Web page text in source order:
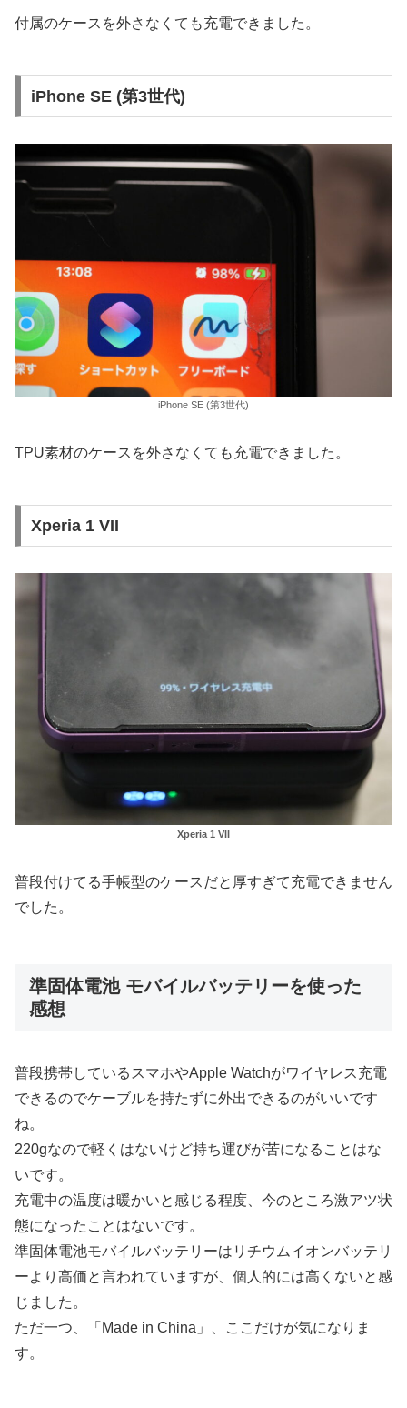
付属のケースを外さなくても充電できました。
iPhone SE (第3世代)
iPhone SE (第3世代)
TPU素材のケースを外さなくても充電できました。
Xperia 1 VII
Xperia 1 VII
普段付けてる手帳型のケースだと厚すぎて充電できません
でした。
準固体電池 モバイルバッテリーを使った
感想
普段携帯しているスマホやApple Watchがワイヤレス充電
できるのでケーブルを持たずに外出できるのがいいです
ね。
220gなので軽くはないけど持ち運びが苦になることはな
いです。
充電中の温度は暖かいと感じる程度、今のところ激アツ状
態になったことはないです。
準固体電池モバイルバッテリーはリチウムイオンバッテリ
ーより高価と言われていますが、個人的には高くないと感
じました。
ただ一つ、「Made in China」、ここだけが気になりま
す。